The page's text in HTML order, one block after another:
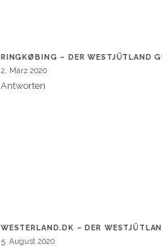
RINGKØBING – DER WESTJÜTLAND
2. März 2020
Antworten
WESTERLAND.DK – DER
5. August 2020